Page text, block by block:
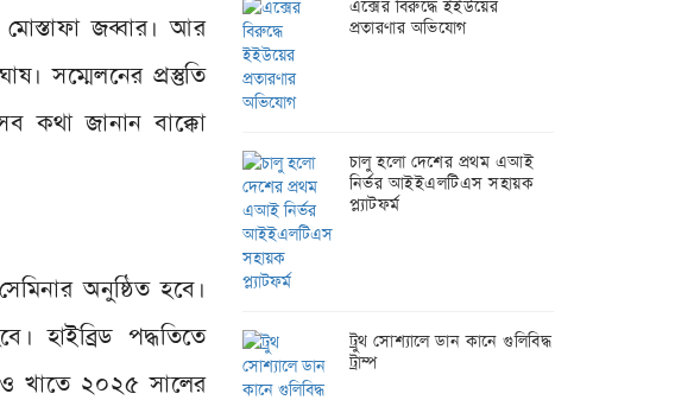
জব্বার। আর
সম্মেলনের প্রস্তুতি
কথা জানান বাক্কো
অনুষ্ঠিত হবে।
হাইব্রিড পদ্ধতিতে
খাতে ২০২৫ সালের
এক্সের বিরুদ্ধে ইইউয়ের
প্রতারণার অভিযোগ
চালু হলো দেশের প্রথম এআই
নির্ভর আইইএলটিএস সহায়ক
প্ল্যাটফর্ম
ট্রুথ সোশ্যালে ডান কানে গুলিবিদ্ধ
ট্রাম্প